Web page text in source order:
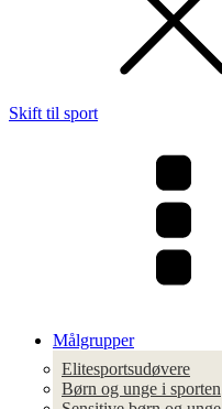
Skift til sport
Målgrupper
Elitesportsudøvere
Børn og unge i sporten